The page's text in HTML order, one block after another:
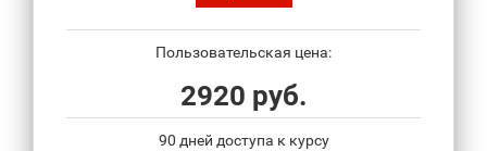
Пользовательская цена:
2920 руб.
90 дней доступа к курсу